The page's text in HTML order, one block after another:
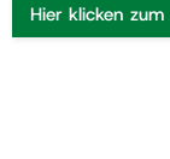
Hier klicken